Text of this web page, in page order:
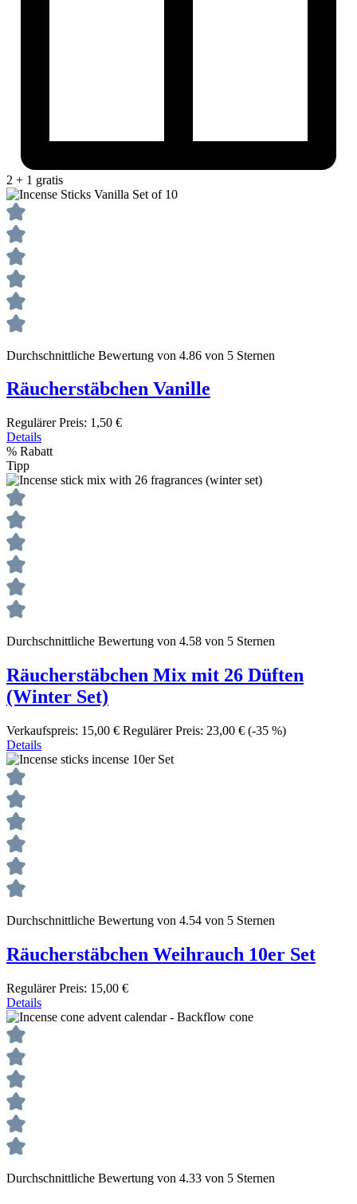
2 + 1 gratis
Durchschnittliche Bewertung von 4.86 von 5 Sternen
Räucherstäbchen Vanille
Regulärer Preis: 1,50 €
Details
% Rabatt
Tipp
Durchschnittliche Bewertung von 4.58 von 5 Sternen
Räucherstäbchen Mix mit 26 Düften
(Winter Set)
Verkaufspreis: 15,00 € Regulärer Preis: 23,00 € (-35 %)
Details
Durchschnittliche Bewertung von 4.54 von 5 Sternen
Räucherstäbchen Weihrauch 10er Set
Regulärer Preis: 15,00 €
Details
Durchschnittliche Bewertung von 4.33 von 5 Sternen